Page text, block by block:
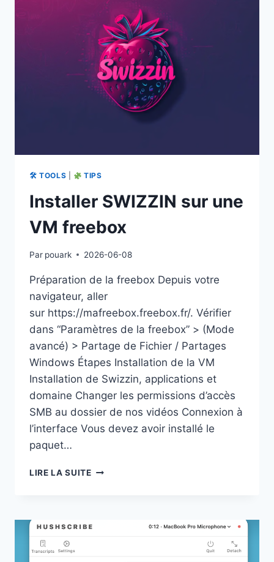
OPEN
SOURCE
POUR
GÉNÉRER
DES
VIDÉOS
LONGUES
(TEXTE,
IMAGE,
CONTINUATION)
PILOTÉS
L’AUDIO
🛠 TOOLS TIPS
Installer SWIZZIN sur une
VM freebox
Par pouark 2026-06-08
Préparation de la freebox Depuis votre
navigateur, aller
sur https://mafreebox.freebox.fr/. Vérifier
dans “Paramètres de la freebox” > (Mode
avancé) > Partage de Fichier / Partages
Windows Étapes Installation de la VM
Installation de Swizzin, applications et
domaine Changer les permissions d’accès
SMB au dossier de nos vidéos Connexion à
l’interface Vous devez avoir installé le
paquet…
LIRE LA SUITEINSTALLER